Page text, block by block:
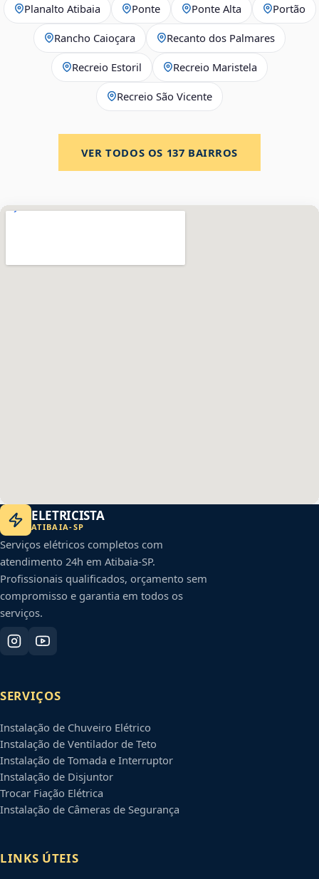
Planalto Atibaia Ponte Ponte Alta Portão
Rancho Caioçara Recanto dos Palmares
Recreio Estoril Recreio Maristela
Recreio São Vicente
VER TODOS OS 137 BAIRROS
ELETRICISTA
ATIBAIA-SP
Serviços elétricos completos com
atendimento 24h em Atibaia-SP.
Profissionais qualificados, orçamento sem
compromisso e garantia em todos os
serviços.
SERVIÇOS
Instalação de Chuveiro Elétrico
Instalação de Ventilador de Teto
Instalação de Tomada e Interruptor
Instalação de Disjuntor
Trocar Fiação Elétrica
Instalação de Câmeras de Segurança
LINKS ÚTEIS